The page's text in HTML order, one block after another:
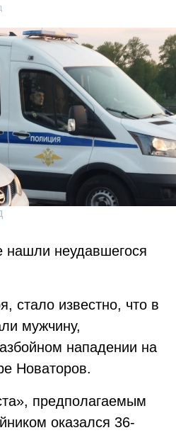
нашли неудавшегося
стало известно, что в
мужчину,
нападении на
Новаторов.
предполагаемым
оказался 36-